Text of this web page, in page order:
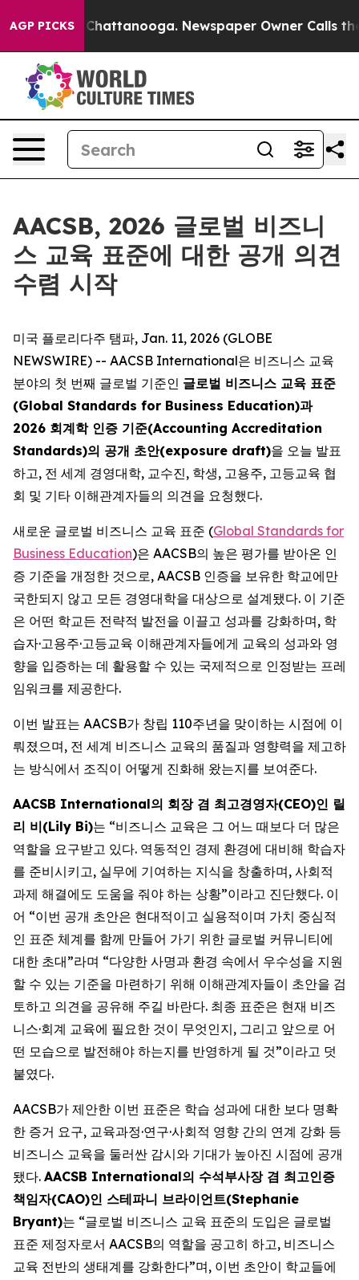
AGP PICKSin Chattanooga. Newspaper Owner Calls the
AACSB, 2026 글로벌 비즈니
스 교육 표준에 대한 공개 의견
수렴 시작
미국 플로리다주 탬파, Jan. 11, 2026 (GLOBE
NEWSWIRE) -- AACSB International은 비즈니스 교육
분야의 첫 번째 글로벌 기준인 글로벌 비즈니스 교육 표준
(Global Standards for Business Education)과
2026 회계학 인증 기준(Accounting Accreditation
Standards)의 공개 초안(exposure draft)을 오늘 발표
하고, 전 세계 경영대학, 교수진, 학생, 고용주, 고등교육 협
회 및 기타 이해관계자들의 의견을 요청했다.
새로운 글로벌 비즈니스 교육 표준 (Global Standards for
Business Education)은 AACSB의 높은 평가를 받아온 인
증 기준을 개정한 것으로, AACSB 인증을 보유한 학교에만
국한되지 않고 모든 경영대학을 대상으로 설계됐다. 이 기준
은 어떤 학교든 전략적 발전을 이끌고 성과를 강화하며, 학
습자·고용주·고등교육 이해관계자들에게 교육의 성과와 영
향을 입증하는 데 활용할 수 있는 국제적으로 인정받는 프레
임워크를 제공한다.
이번 발표는 AACSB가 창립 110주년을 맞이하는 시점에 이
뤄졌으며, 전 세계 비즈니스 교육의 품질과 영향력을 제고하
는 방식에서 조직이 어떻게 진화해 왔는지를 보여준다.
AACSB International의 회장 겸 최고경영자(CEO)인 릴
리 비(Lily Bi)는 “비즈니스 교육은 그 어느 때보다 더 많은
역할을 요구받고 있다. 역동적인 경제 환경에 대비해 학습자
를 준비시키고, 실무에 기여하는 지식을 창출하며, 사회적
과제 해결에도 도움을 줘야 하는 상황”이라고 진단했다. 이
어 “이번 공개 초안은 현대적이고 실용적이며 가치 중심적
인 표준 체계를 함께 만들어 가기 위한 글로벌 커뮤니티에
대한 초대”라며 “다양한 사명과 환경 속에서 우수성을 지원
할 수 있는 기준을 마련하기 위해 이해관계자들이 초안을 검
토하고 의견을 공유해 주길 바란다. 최종 표준은 현재 비즈
니스·회계 교육에 필요한 것이 무엇인지, 그리고 앞으로 어
떤 모습으로 발전해야 하는지를 반영하게 될 것”이라고 덧
붙였다.
AACSB가 제안한 이번 표준은 학습 성과에 대한 보다 명확
한 증거 요구, 교육과정·연구·사회적 영향 간의 연계 강화 등
비즈니스 교육을 둘러싼 감시와 기대가 높아진 시점에 공개
됐다. AACSB International의 수석부사장 겸 최고인증
책임자(CAO)인 스테파니 브라이언트(Stephanie
Bryant)는 “글로벌 비즈니스 교육 표준의 도입은 글로벌
표준 제정자로서 AACSB의 역할을 공고히 하고, 비즈니스
교육 전반의 생태계를 강화한다”며, 이번 초안이 학교들에